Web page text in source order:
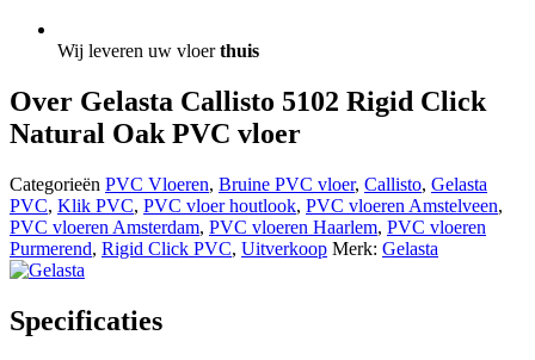
Wij leveren uw vloerthuis
Over Gelasta Callisto 5102 Rigid Click
Natural Oak PVC vloer
Categorieën PVC Vloeren, Bruine PVC vloer, Callisto, Gelasta
PVC, Klik PVC, PVC vloer houtlook, PVC vloeren Amstelveen,
PVC vloeren Amsterdam, PVC vloeren Haarlem, PVC vloeren
Purmerend, Rigid Click PVC, Uitverkoop Merk: Gelasta
Specificaties